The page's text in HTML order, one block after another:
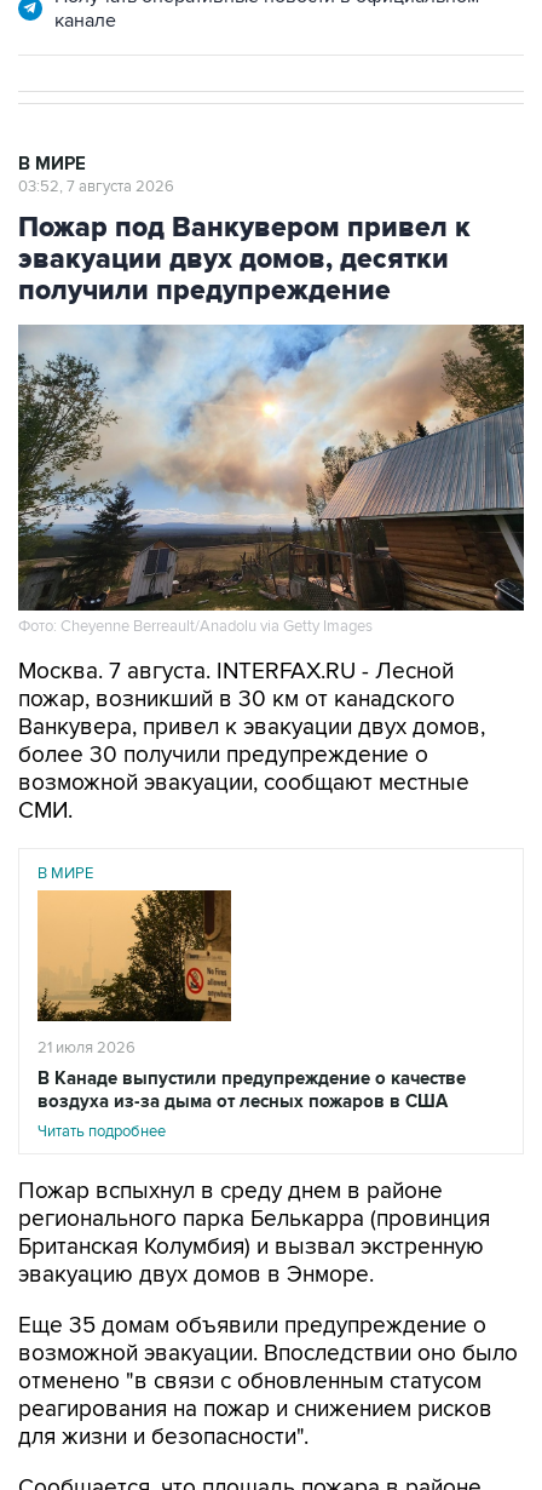
канале
В МИРЕ
03:52, 7 августа 2026
Пожар под Ванкувером привел к
эвакуации двух домов, десятки
получили предупреждение
Фото: Cheyenne Berreault/Anadolu via Getty Images
Москва. 7 августа. INTERFAX.RU - Лесной
пожар, возникший в 30 км от канадского
Ванкувера, привел к эвакуации двух домов,
более 30 получили предупреждение о
возможной эвакуации, сообщают местные
СМИ.
В МИРЕ
21 июля 2026
В Канаде выпустили предупреждение о качестве
воздуха из-за дыма от лесных пожаров в США
Читать подробнее
Пожар вспыхнул в среду днем в районе
регионального парка Белькарра (провинция
Британская Колумбия) и вызвал экстренную
эвакуацию двух домов в Энморе.
Еще 35 домам объявили предупреждение о
возможной эвакуации. Впоследствии оно было
отменено "в связи с обновленным статусом
реагирования на пожар и снижением рисков
для жизни и безопасности".